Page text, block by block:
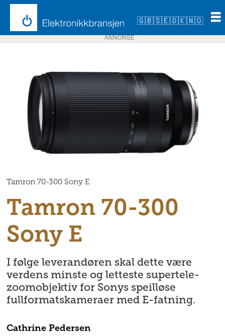
🇬🇧🇸🇪🇩🇰🇳🇴
ANNONSE
Tamron 70-300 Sony E
Tamron 70-300
Sony E
I følge leverandøren skal dette være
verdens minste og letteste supertele-
zoomobjektiv for Sonys speilløse
fullformatskameraer med E-fatning.
Cathrine Pedersen